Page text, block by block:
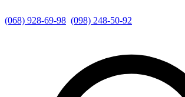
(068) 928-69-98 (098) 248-50-92